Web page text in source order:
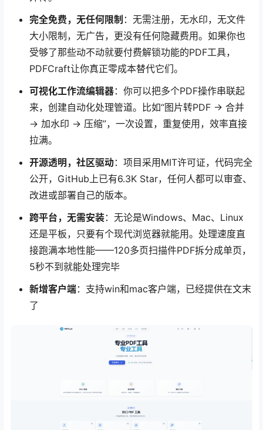
完全免费，无任何限制 ：无需注册，无水印，无文件
大小限制，无广告，更没有任何隐藏费用。如果你也
受够了那些动不动就要付费解锁功能的PDF工具，
PDFCraft让你真正零成本替代它们。
可视化工作流编辑器：你可以把多个PDF操作串联起
来，创建自动化处理管道。比如“图片转PDF → 合并
→ 加水印 → 压缩”，一次设置，重复使用，效率直接
拉满。
开源透明，社区驱动：项目采用MIT许可证，代码完全
公开，GitHub上已有6.3K Star，任何人都可以审查、
改进或部署自己的版本。
跨平台，无需安装：无论是Windows、Mac、Linux
还是平板，只要有个现代浏览器就能用。处理速度直
接跑满本地性能——120多页扫描件PDF拆分成单页，
5秒不到就能处理完毕
新增客户端：支持win和mac客户端，已经提供在文末
了